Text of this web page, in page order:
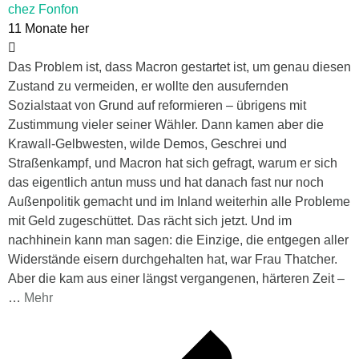
chez Fonfon
11 Monate her
Das Problem ist, dass Macron gestartet ist, um genau diesen
Zustand zu vermeiden, er wollte den ausufernden
Sozialstaat von Grund auf reformieren – übrigens mit
Zustimmung vieler seiner Wähler. Dann kamen aber die
Krawall-Gelbwesten, wilde Demos, Geschrei und
Straßenkampf, und Macron hat sich gefragt, warum er sich
das eigentlich antun muss und hat danach fast nur noch
Außenpolitik gemacht und im Inland weiterhin alle Probleme
mit Geld zugeschüttet. Das rächt sich jetzt. Und im
nachhinein kann man sagen: die Einzige, die entgegen aller
Widerstände eisern durchgehalten hat, war Frau Thatcher.
Aber die kam aus einer längst vergangenen, härteren Zeit –
… Mehr